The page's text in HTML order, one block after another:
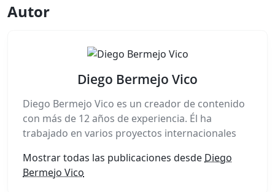
Autor
Diego Bermejo Vico
Diego Bermejo Vico es un creador de contenido
con más de 12 años de experiencia. Él ha
trabajado en varios proyectos internacionales
Mostrar todas las publicaciones desde Diego
Bermejo Vico